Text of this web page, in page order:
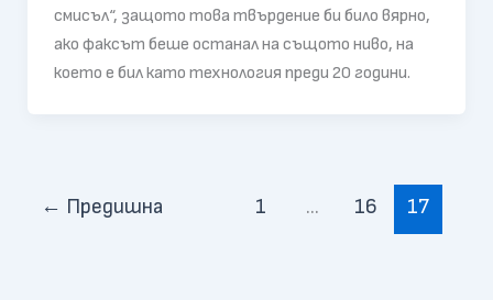
смисъл“, защото това твърдение би било вярно,
ако факсът беше останал на същото ниво, на
което е бил като технология преди 20 години.
← Предишна 1 … 16 17